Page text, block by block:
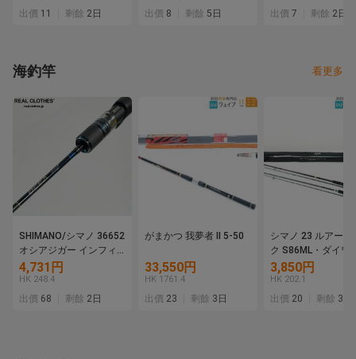
出價 11 剩餘 2日
箱 二重箱
出價 8 剩餘 5日 出價 7 剩餘 2日
海釣竿 看更多
SHIMANO/シマノ 36652
オシアジガー インフィ
ニティ B634 ベイトロッ
ド ジギングロッド 同梱
×/220
4,731円
HK 248.4
出價 68 剩餘 2日
がまかつ 我夢者 II 5-50
33,550円
HK 1761.4
出價 23 剩餘 3日
シマノ 23 ルアーマ
ク S86ML・ダイワ
ーニスト 96MH 計2
ットルアーロッド
3,850円
HK 202.1
出價 20 剩餘 3日